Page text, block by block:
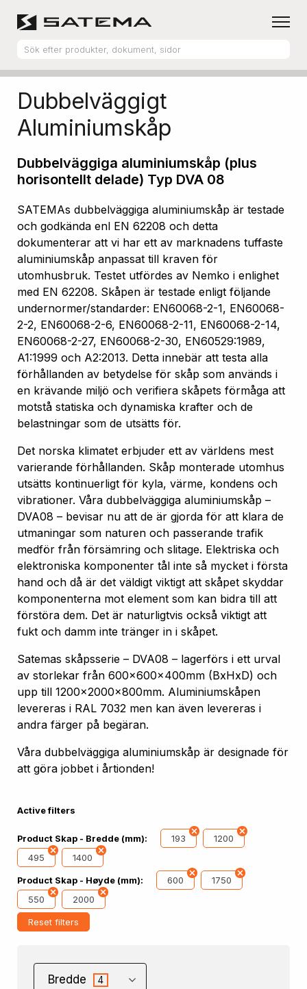
Produktsortiment Aluminiumskåp
Dubbelväggigt
Aluminiumskåp
Dubbelväggiga aluminiumskåp (plus
horisontellt delade) Typ DVA 08
SATEMAs dubbelväggiga aluminiumskåp är testade
och godkända enl EN 62208 och detta
dokumenterar att vi har ett av marknadens tuffaste
aluminiumskåp anpassat till kraven för
utomhusbruk. Testet utfördes av Nemko i enlighet
med EN 62208. Skåpen är testade enligt följande
undernormer/standarder: EN60068-2-1, EN60068-
2-2, EN60068-2-6, EN60068-2-11, EN60068-2-14,
EN60068-2-27, EN60068-2-30, EN60529:1989,
A1:1999 och A2:2013. Detta innebär att testa alla
förhållanden av betydelse för skåp som används i
en krävande miljö och verifiera skåpets förmåga att
motstå statiska och dynamiska krafter och de
belastningar som de utsätts för.
Det norska klimatet erbjuder ett av världens mest
varierande förhållanden. Skåp monterade utomhus
utsätts kontinuerligt för kyla, värme, kondens och
vibrationer. Våra dubbelväggiga aluminiumskåp –
DVA08 – bevisar nu att de är gjorda för att klara de
utmaningar som naturen och passerande trafik
medför från försämring och slitage. Elektriska och
elektroniska komponenter tål inte så mycket i första
hand och då är det väldigt viktigt att skåpet skyddar
komponenterna mot element som kan bidra till att
förstöra dem. Det är naturligtvis också viktigt att
fukt och damm inte tränger in i skåpet.
Satemas skåpsserie – DVA08 – lagerförs i ett urval
av storlekar från 600x600x400mm (BxHxD) och
upp till 1200x2000x800mm. Aluminiumskåpen
levereras i RAL 7032 men kan även levereras i
andra färger på begäran.
Våra dubbelväggiga aluminiumskåp är designade för
att göra jobbet i årtionden!
Active filters
Product Skap - Bredde (mm): 193
1200
495
1400
Product Skap - Høyde (mm): 600
1750
550
2000
Reset filters
Bredde 4